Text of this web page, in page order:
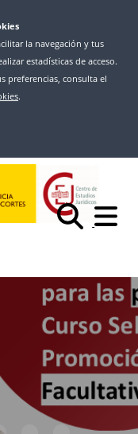
la navegación y tus
estadísticas de acceso.
preferencias, consulta el
.